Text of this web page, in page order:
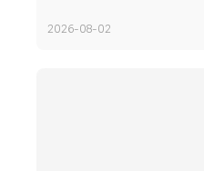
2026-08-02